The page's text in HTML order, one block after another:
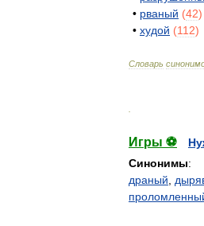
• рваный (42)
• худой (112)
Словарь
Игры ⚽
Синонимы:
драный